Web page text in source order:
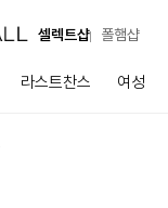
셀렉트샵 폴햄샵
라스트찬스 여성